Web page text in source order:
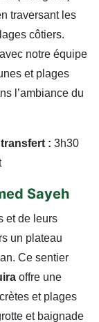
traversant les
côtiers.
notre équipe
et plages
l’ambiance du
: 3h30
Sayeh
et de leurs
un plateau
Ce sentier
offre une
et plages
et baignade